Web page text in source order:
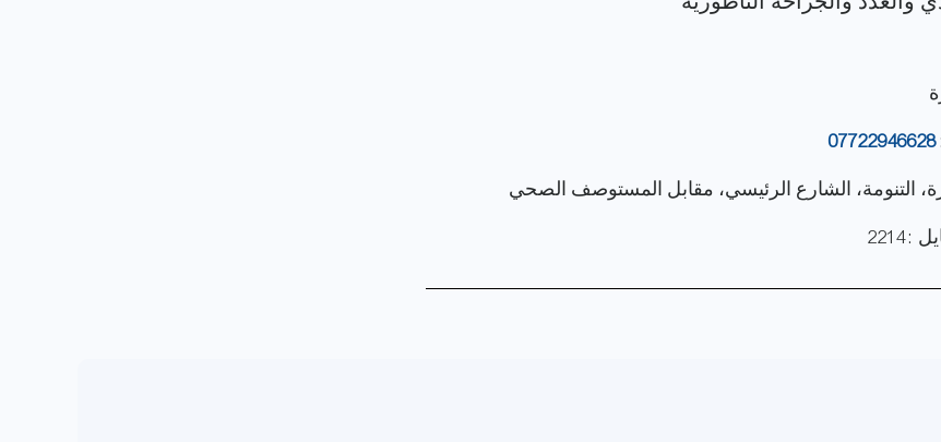
07722946628
التنومة، الشارع الرئيسي، مقابل المستوصف الصحي
2214